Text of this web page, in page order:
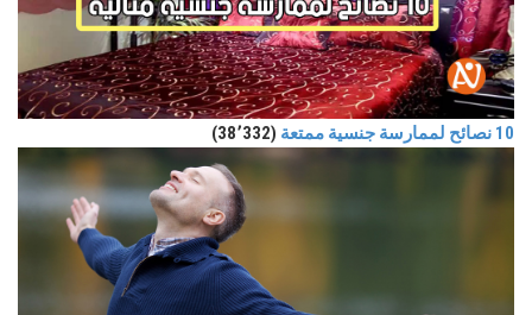
10 نصائح لممارسة جنسية ممتعة (38٬332)